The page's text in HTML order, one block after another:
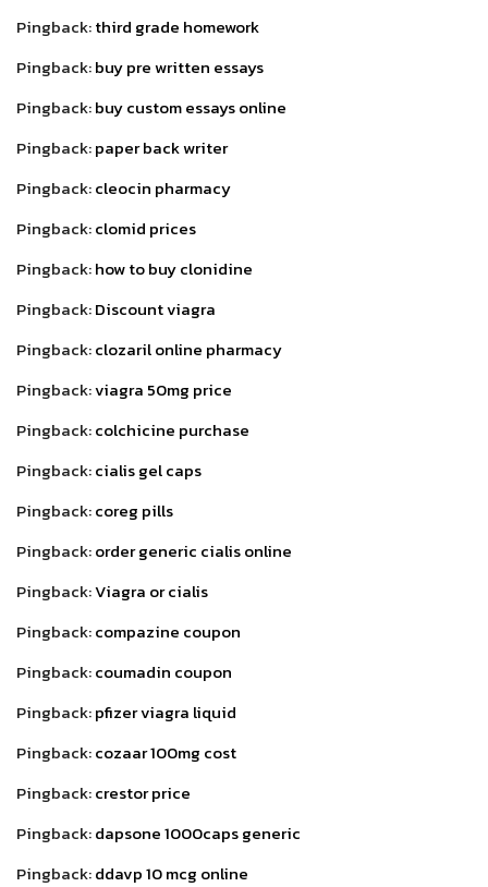
Pingback:third grade homework
Pingback:buy pre written essays
Pingback:buy custom essays online
Pingback:paper back writer
Pingback:cleocin pharmacy
Pingback:clomid prices
Pingback:how to buy clonidine
Pingback:Discount viagra
Pingback:clozaril online pharmacy
Pingback:viagra 50mg price
Pingback:colchicine purchase
Pingback:cialis gel caps
Pingback:coreg pills
Pingback:order generic cialis online
Pingback:Viagra or cialis
Pingback:compazine coupon
Pingback:coumadin coupon
Pingback:pfizer viagra liquid
Pingback:cozaar 100mg cost
Pingback:crestor price
Pingback:dapsone 1000caps generic
Pingback:ddavp 10 mcg online